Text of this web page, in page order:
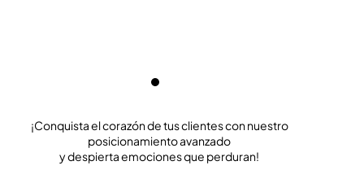
¡Conquista el corazón de tus clientes con nuestro
posicionamiento avanzado
y despierta emociones que perduran!